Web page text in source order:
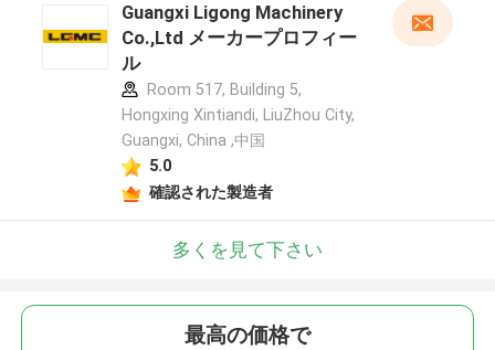
Guangxi Ligong Machinery
Co.,Ltd メーカープロフィー
ル
Room 517, Building 5,
Hongxing Xintiandi, LiuZhou City,
Guangxi, China ,中国
5.0
確認された製造者
多くを見て下さい
最高の価格で